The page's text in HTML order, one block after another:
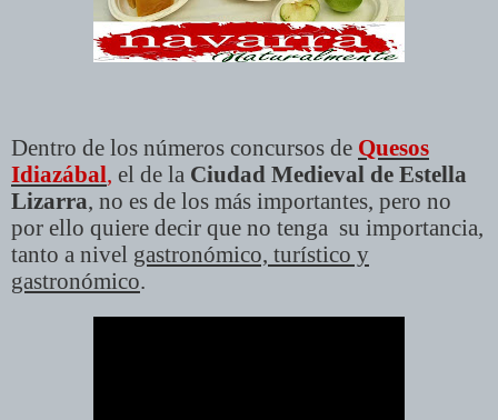
Dentro de los números concursos de Quesos
Idiazábal, el de la Ciudad Medieval de Estella
Lizarra, no es de los más importantes, pero no
por ello quiere decir que no tenga su importancia,
tanto a nivel gastronómico, turístico y
gastronómico.